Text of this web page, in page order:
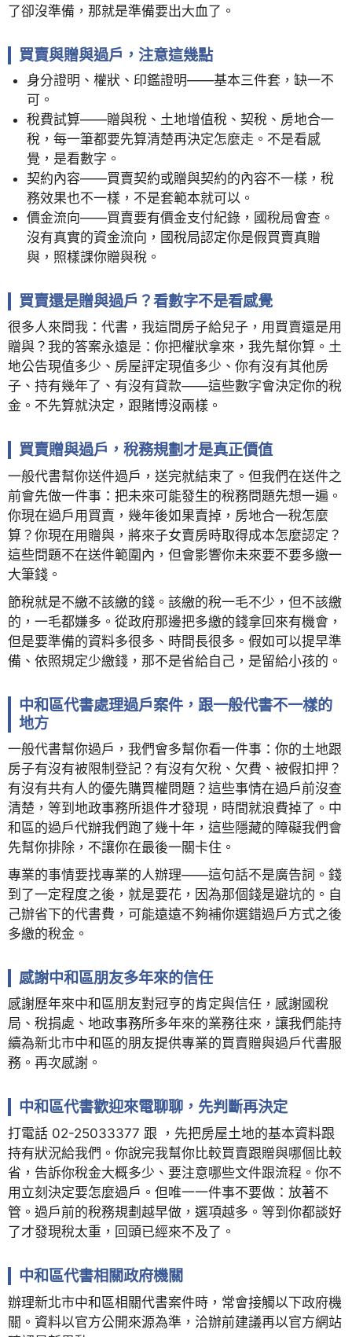
了卻沒準備，那就是準備要出大血了。
買賣與贈與過戶，注意這幾點
身分證明、權狀、印鑑證明——基本三件套，缺一不
可。
稅費試算——贈與稅、土地增值稅、契稅、房地合一
稅，每一筆都要先算清楚再決定怎麼走。不是看感
覺，是看數字。
契約內容——買賣契約或贈與契約的內容不一樣，稅
務效果也不一樣，不是套範本就可以。
價金流向——買賣要有價金支付紀錄，國稅局會查。
沒有真實的資金流向，國稅局認定你是假買賣真贈
與，照樣課你贈與稅。
買賣還是贈與過戶？看數字不是看感覺
很多人來問我：代書，我這間房子給兒子，用買賣還是用
贈與？我的答案永遠是：你把權狀拿來，我先幫你算。土
地公告現值多少、房屋評定現值多少、你有沒有其他房
子、持有幾年了、有沒有貸款——這些數字會決定你的稅
金。不先算就決定，跟賭博沒兩樣。
買賣贈與過戶，稅務規劃才是真正價值
一般代書幫你送件過戶，送完就結束了。但我們在送件之
前會先做一件事：把未來可能發生的稅務問題先想一遍。
你現在過戶用買賣，幾年後如果賣掉，房地合一稅怎麼
算？你現在用贈與，將來子女賣房時取得成本怎麼認定？
這些問題不在送件範圍內，但會影響你未來要不要多繳一
大筆錢。
節稅就是不繳不該繳的錢。該繳的稅一毛不少，但不該繳
的，一毛都嫌多。從政府那邊把多繳的錢拿回來有機會，
但是要準備的資料多很多、時間長很多。假如可以提早準
備、依照規定少繳錢，那不是省給自己，是留給小孩的。
中和區代書處理過戶案件，跟一般代書不一樣的
地方
一般代書幫你過戶，我們會多幫你看一件事：你的土地跟
房子有沒有被限制登記？有沒有欠稅、欠費、被假扣押？
有沒有共有人的優先購買權問題？這些事情在過戶前沒查
清楚，等到地政事務所退件才發現，時間就浪費掉了。中
和區的過戶代辦我們跑了幾十年，這些隱藏的障礙我們會
先幫你排除，不讓你在最後一關卡住。
專業的事情要找專業的人辦理——這句話不是廣告詞。錢
到了一定程度之後，就是要花，因為那個錢是避坑的。自
己辦省下的代書費，可能遠遠不夠補你選錯過戶方式之後
多繳的稅金。
感謝中和區朋友多年來的信任
感謝歷年來中和區朋友對冠亨的肯定與信任，感謝國稅
局、稅捐處、地政事務所多年來的業務往來，讓我們能持
續為新北市中和區的朋友提供專業的買賣贈與過戶代書服
務。再次感謝。
中和區代書歡迎來電聊聊，先判斷再決定
打電話 02-25033377 跟 ，先把房屋土地的基本資料跟
持有狀況給我們。你說完我幫你比較買賣跟贈與哪個比較
省，告訴你稅金大概多少、要注意哪些文件跟流程。你不
用立刻決定要怎麼過戶。但唯一一件事不要做：放著不
管。過戶前的稅務規劃越早做，選項越多。等到你都談好
了才發現稅太重，回頭已經來不及了。
中和區代書相關政府機關
辦理新北市中和區相關代書案件時，常會接觸以下政府機
關。資料以官方公開來源為準，洽辦前建議再以官方網站